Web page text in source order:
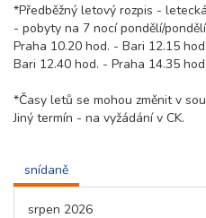
*Předběžný letový rozpis -
- pobyty na 7 nocí pondělí/
Praha 10.20 hod. - Bari 12.15 hod.
Bari 12.40 hod. - Praha 14.35 hod.
*Časy letů se mohou změnit v
Jiný termín - na vyžádání v CK.
snídaně
srpen 2026